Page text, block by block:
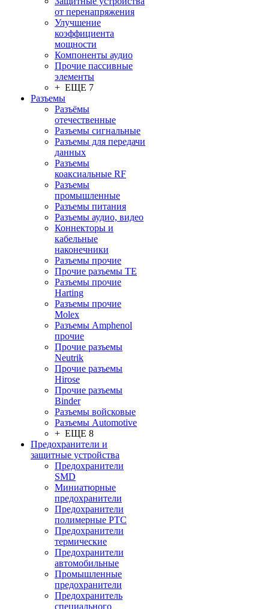
от перенапряжения
Улучшение
коэффициента
мощности
Компоненты аудио
Прочие пассивные
элементы
+ ЕЩЕ 7
Разъeмы
Разъёмы
отечественные
Разъeмы сигнальные
Разъeмы для передачи
данных
Разъeмы
коаксиальные RF
Разъeмы
промышленные
Разъeмы питания
Разъeмы аудио, видео
Коннекторы и
кабельные
наконечники
Разъeмы прочие
Прочие разъемы TE
Разъемы прочие
Harting
Разъемы прочие
Molex
Разъемы Amphenol
прочие
Прочие разъемы
Neutrik
Прочие разъемы
Hirose
Прочие разъемы
Binder
Разъемы войсковые
Разъeмы Automotive
+ ЕЩЕ 8
Предохранители и
защитные устройства
Предохранители
SMD
Миниатюрные
предохранители
Предохранители
полимерные PTC
Предохранители
термические
Предохранители
автомобильные
Промышленные
предохранители
Предохранитель
специального